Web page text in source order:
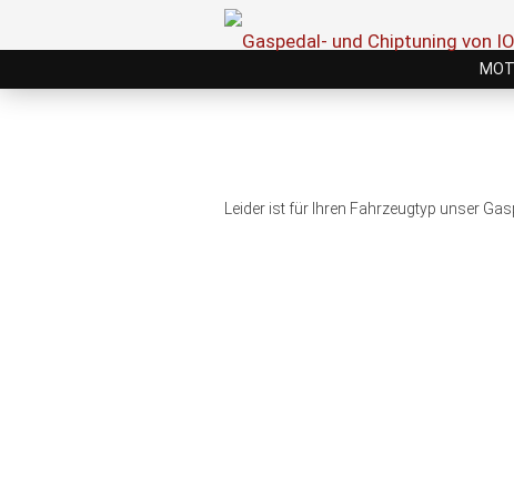
Leider ist für Ihren Fahrzeugtyp unser